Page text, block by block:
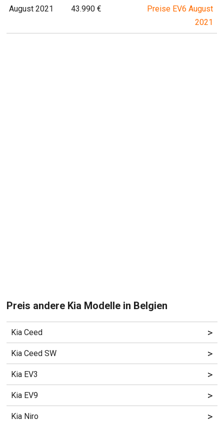
August 2021 43.990 €
Preise EV6 August
2021
Preis andere Kia Modelle in Belgien
Kia Ceed >
Kia Ceed SW >
Kia EV3 >
Kia EV9 >
Kia Niro >